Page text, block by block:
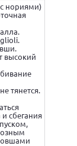
нориями)
высокий
тянется.
сбегания